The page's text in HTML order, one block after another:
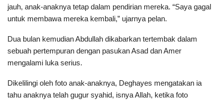
jauh, anak-anaknya tetap dalam pendirian mereka. “Saya gagal
untuk membawa mereka kembali,” ujarnya pelan.
Dua bulan kemudian Abdullah dikabarkan tertembak dalam
sebuah pertempuran dengan pasukan Asad dan Amer
mengalami luka serius.
Dikelilingi oleh foto anak-anaknya, Deghayes mengatakan ia
tahu anaknya telah gugur syahid, isnya Allah, ketika foto